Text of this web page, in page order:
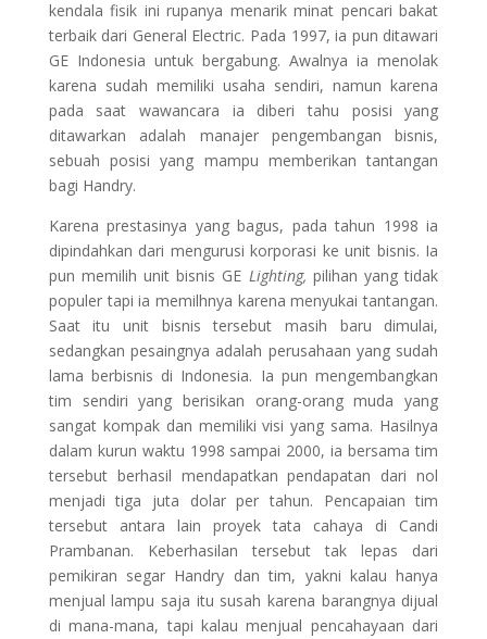
kendala fisik ini rupanya menarik minat pencari bakat
terbaik dari General Electric. Pada 1997, ia pun ditawari
GE Indonesia untuk bergabung. Awalnya ia menolak
karena sudah memiliki usaha sendiri, namun karena
pada saat wawancara ia diberi tahu posisi yang
ditawarkan adalah
manajer pengembangan bisnis,
sebuah posisi yang mampu memberikan tantangan
bagi Handry.
Karena prestasinya yang bagus, pada tahun 1998 ia
dipindahkan dari mengurusi korporasi ke unit bisnis. Ia
pun memilih unit bisnis GE Lighting, pilihan yang tidak
populer tapi ia memilhnya karena menyukai tantangan.
Saat itu unit bisnis tersebut masih baru dimulai,
sedangkan pesaingnya adalah perusahaan yang sudah
lama berbisnis di Indonesia. Ia pun mengembangkan
tim sendiri yang berisikan orang-orang muda yang
sangat kompak dan memiliki visi yang sama. Hasilnya
dalam kurun waktu 1998 sampai 2000, ia bersama tim
tersebut berhasil mendapatkan pendapatan dari nol
menjadi tiga juta dolar per tahun. Pencapaian tim
tersebut antara lain proyek tata cahaya di Candi
Prambanan. Keberhasilan tersebut tak lepas dari
pemikiran segar Handry dan tim, yakni kalau hanya
menjual lampu saja itu susah karena barangnya dijual
di mana-mana, tapi kalau menjual pencahayaan dari